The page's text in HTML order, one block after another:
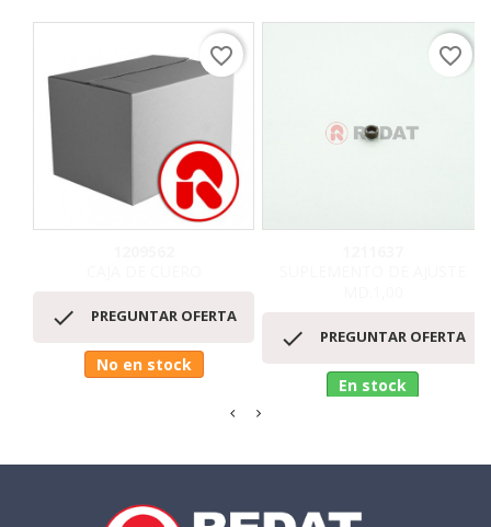
 PREGUNTAR OFERTA
No en stock
favorite_border
 PREGUNTAR OFERTA
En stock
favorite_border